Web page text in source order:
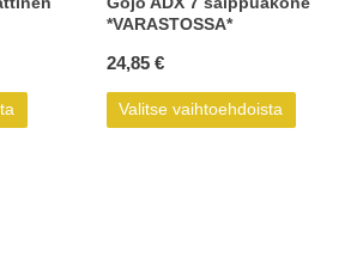
muunnelma.
valinnat
tuotteen
*VARASTOSSA*
24,85 €
Valitse vaihtoehdoista
valinnat
tuotteen